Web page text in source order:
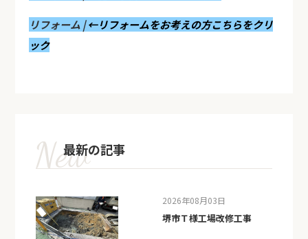
リフォーム |←リフォームをお考えの方こちらをクリ
ック
最新の記事
2026年08月03日
堺市Ｔ様工場改修工事